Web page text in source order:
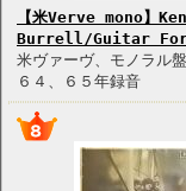
【米Verve mono】
Burrell/Guitar
米ヴァーヴ、モノラル
６４、６５年録音